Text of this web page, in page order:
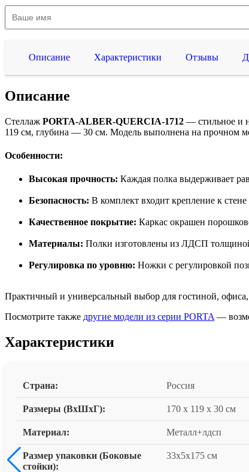
Описание Характеристики Отзывы
Описание
Стеллаж PORTA-ALBER-QUERCIA-1712 — стильное и
119 см, глубина — 30 см. Модель выполнена на прочном
Особенности:
Высокая прочность: Каждая полка выдерживает
Безопасность: В комплект входит крепление к
Качественное покрытие: Каркас окрашен
Материалы: Полки изготовлены из ЛДСП
Регулировка по уровню: Ножки с регулировкой
Практичный и универсальный выбор для гостиной,
Посмотрите также другие модели из серии PORTA —
Характеристики
Страна: Россия
Размеры (ВxШxГ): 170 x 119 x 30 см
Материал: Металл+лдсп
Размер упаковки (Боковые
стойки):
33х5х175 см